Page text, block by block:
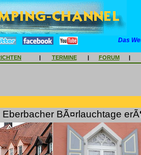
Das
| TERMINE | FORUM |
BÃ¤rlauchtage